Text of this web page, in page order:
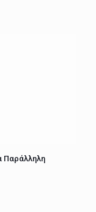
Παράλληλη